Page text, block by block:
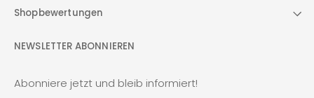
Shopbewertungen
NEWSLETTER ABONNIEREN
Abonniere jetzt und bleib informiert!